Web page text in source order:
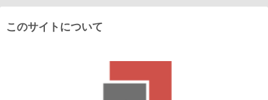
このサイトについて